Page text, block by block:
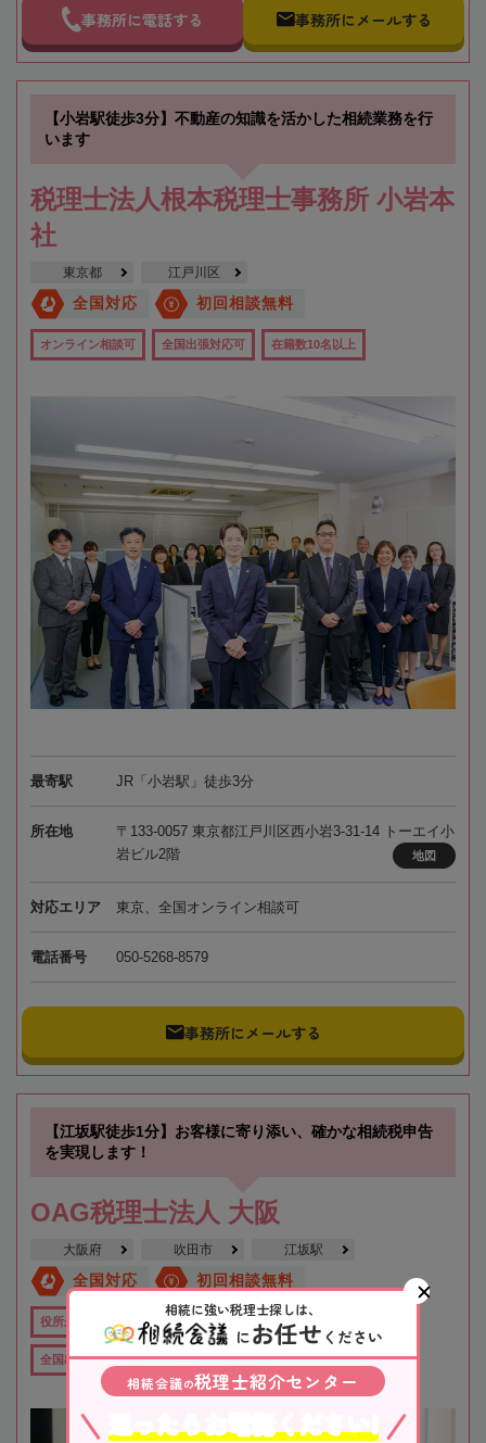
事務所に電話する 事務所にメールする
【小岩駅徒歩3分】不動産の知識を活かした相続業務を行
います
税理士法人根本税理士事務所 小岩本
社
東京都 江戸川区
全国対応 初回相談無料
オンライン相談可 全国出張対応可 在籍数10名以上
最寄駅 JR「小岩駅」徒歩3分
所在地
〒133-0057 東京都江戸川区西小岩3-31-14 トーエイ小
岩ビル2階
地図
対応エリア 東京、全国オンライン相談可
電話番号 050-5268-8579
事務所にメールする
【江坂駅徒歩1分】お客様に寄り添い、確かな相続税申告
を実現します！
OAG税理士法人 大阪
大阪府 吹田市 江坂駅
全国対応 初回相談無料
役所から近い 在籍数10名以上 オンライン相談可
全国出張対応可 女性税理士在籍
相続に強い税理士探しは、
にお任せ ください
相続会議の税理士紹介センター